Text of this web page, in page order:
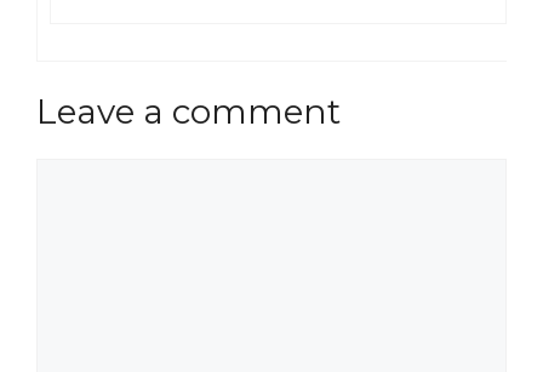
Leave a comment